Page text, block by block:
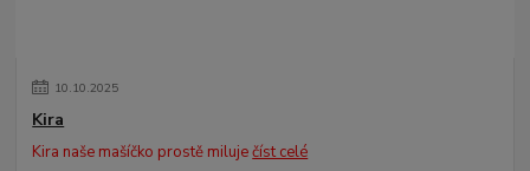
10.10.2025
Kira
Kira naše mašíčko prostě miluječíst celé